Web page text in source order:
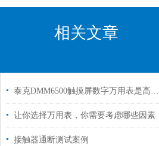
相关文章
泰克DMM6500触摸屏数字万用表是高精度测量的得力助手
让你选择万用表，你需要考虑哪些因素
接触器通断测试案例